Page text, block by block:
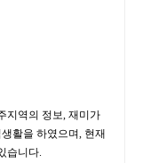
지역의 정보, 재미가
활을 하였으며, 현재
습니다.